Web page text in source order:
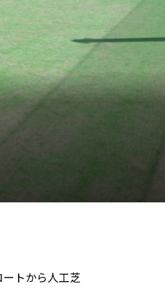
トから人工芝